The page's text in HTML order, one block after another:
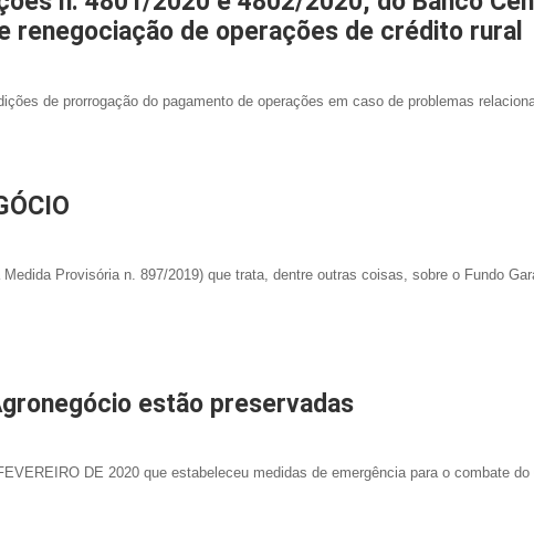
renegociação de operações de crédito rural
de prorrogação do pagamento de operações em caso de problemas
Provisória n. 897/2019) que trata, dentre outras coisas, sobre o Fundo
estão preservadas
DE 2020 que estabeleceu medidas de emergência para o combate do